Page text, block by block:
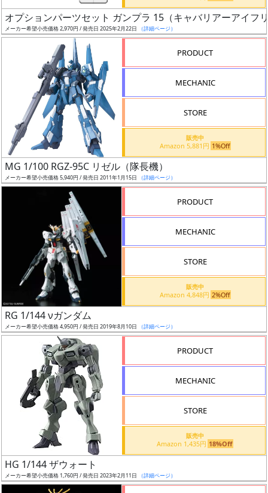
日
発
売
通知
対象
ギ
ャ
ラ
改
定
予
オプションパーツセット ガンプラ 15（キャバリアーアイフ
メーカー希望小売価格 2,970円 / 発売日 2025年2月22日 （詳細ページ）
PRODUCT
MECHANIC
STORE
販売中
Amazon 5,881円 1%Off
MG 1/100 RGZ-95C リゼル（隊長機）
メーカー希望小売価格 5,940円 / 発売日 2011年1月15日 （詳細ページ）
PRODUCT
MECHANIC
STORE
販売中
Amazon 4,848円 2%Off
RG 1/144 νガンダム
メーカー希望小売価格 4,950円 / 発売日 2019年8月10日 （詳細ページ）
PRODUCT
MECHANIC
STORE
販売中
Amazon 1,435円 18%Off
HG 1/144 ザウォート
メーカー希望小売価格 1,760円 / 発売日 2023年2月11日 （詳細ページ）